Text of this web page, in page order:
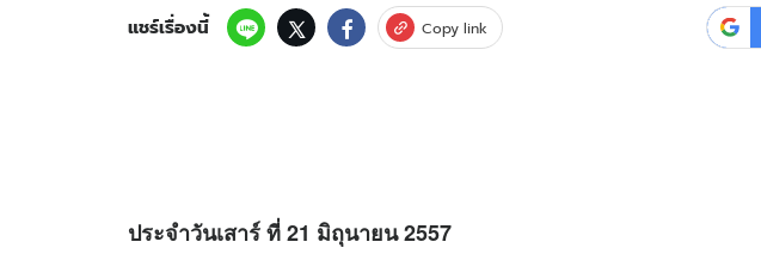
แชร์เรื่องนี้ Copy link
ประจำวันเสาร์ ที่ 21 มิถุนายน 2557